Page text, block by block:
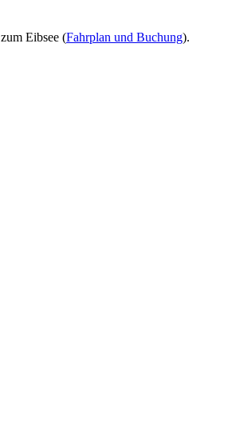
zum Eibsee (Fahrplan und Buchung).